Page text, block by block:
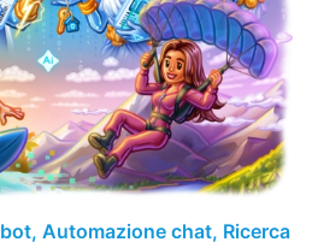
Automazione chat, Ricerca